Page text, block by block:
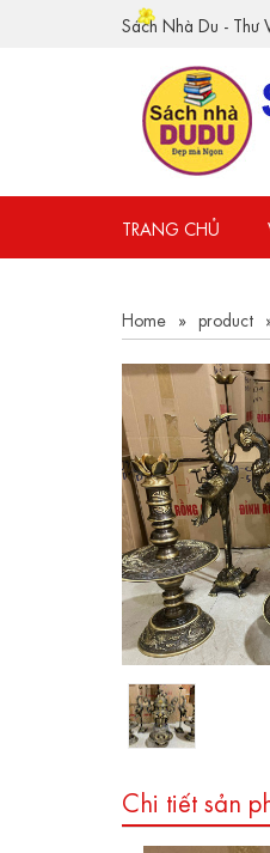
Sách Nhà Du - Thư
TRANG CHỦ
Home » product
Chi tiết sản